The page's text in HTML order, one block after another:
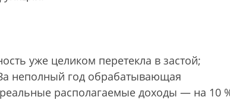
уже целиком перетекла в застой;
неполный год обрабатывающая
располагаемые доходы — на 10